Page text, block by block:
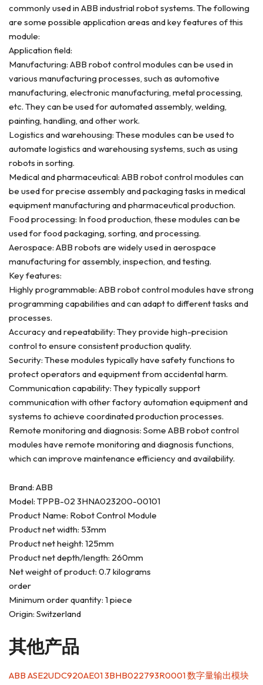
commonly used in ABB industrial robot systems. The following
are some possible application areas and key features of this
module:
Application field:
Manufacturing: ABB robot control modules can be used in
various manufacturing processes, such as automotive
manufacturing, electronic manufacturing, metal processing,
etc. They can be used for automated assembly, welding,
painting, handling, and other work.
Logistics and warehousing: These modules can be used to
automate logistics and warehousing systems, such as using
robots in sorting.
Medical and pharmaceutical: ABB robot control modules can
be used for precise assembly and packaging tasks in medical
equipment manufacturing and pharmaceutical production.
Food processing: In food production, these modules can be
used for food packaging, sorting, and processing.
Aerospace: ABB robots are widely used in aerospace
manufacturing for assembly, inspection, and testing.
Key features:
Highly programmable: ABB robot control modules have strong
programming capabilities and can adapt to different tasks and
processes.
Accuracy and repeatability: They provide high-precision
control to ensure consistent production quality.
Security: These modules typically have safety functions to
protect operators and equipment from accidental harm.
Communication capability: They typically support
communication with other factory automation equipment and
systems to achieve coordinated production processes.
Remote monitoring and diagnosis: Some ABB robot control
modules have remote monitoring and diagnosis functions,
which can improve maintenance efficiency and availability.
Brand: ABB
Model: TPPB-02 3HNA023200-00101
Product Name: Robot Control Module
Product net width: 53mm
Product net height: 125mm
Product net depth/length: 260mm
Net weight of product: 0.7 kilograms
order
Minimum order quantity: 1 piece
Origin: Switzerland
其他产品
ABB ASE2UDC920AE01 3BHB022793R0001 数字量输出模块